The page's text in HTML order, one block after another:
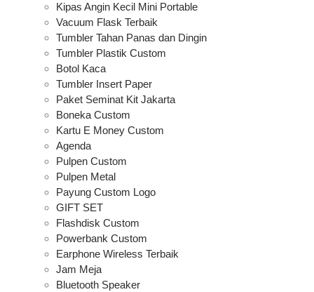
Kipas Angin Kecil Mini Portable
Vacuum Flask Terbaik
Tumbler Tahan Panas dan Dingin
Tumbler Plastik Custom
Botol Kaca
Tumbler Insert Paper
Paket Seminat Kit Jakarta
Boneka Custom
Kartu E Money Custom
Agenda
Pulpen Custom
Pulpen Metal
Payung Custom Logo
GIFT SET
Flashdisk Custom
Powerbank Custom
Earphone Wireless Terbaik
Jam Meja
Bluetooth Speaker